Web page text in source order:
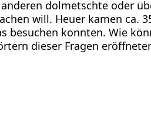
dolmetschte oder
will. Heuer kamen ca.
besuchen konnten. Wie
dieser Fragen